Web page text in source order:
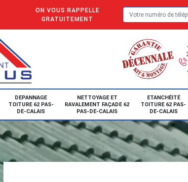
ON VOUS RAPPELLE
GRATUITEMENT
DEPANNAGE
TOITURE 62 PAS-
DE-CALAIS
NETTOYAGE ET
RAVALEMENT FAÇADE 62
PAS-DE-CALAIS
ETANCHÉITÉ
TOITURE 62 PAS-
DE-CALAIS